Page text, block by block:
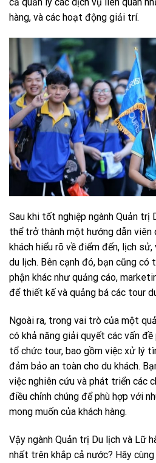
hàng, và các hoạt động giải trí.
Sau khi tốt nghiệp ngành Quản trị
thể trở thành một hướng dẫn viên
khách hiểu rõ về điểm đến, lịch
du lịch. Bên cạnh đó, bạn cũng có
phận khác như quảng cáo,
để thiết kế và quảng bá các tour
Ngoài ra, trong vai trò của một
có khả năng giải quyết các vấn
tổ chức tour, bao gồm việc xử lý
đảm bảo an toàn cho du khách.
việc nghiên cứu và phát triển các
điều chỉnh chúng để phù hợp với
mong muốn của khách hàng.
Vậy ngành Quản trị Du lịch và Lữ
nhất trên khắp cả nước? Hãy